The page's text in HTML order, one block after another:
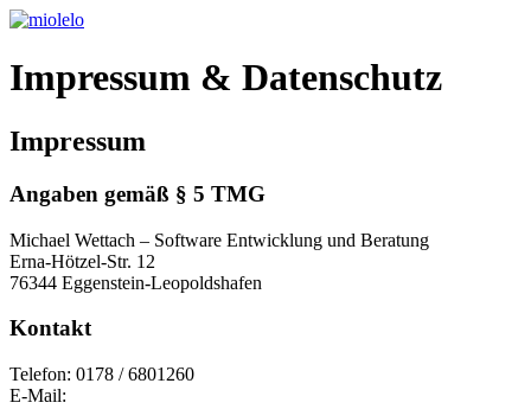
Impressum & Datenschutz
Impressum
Angaben gemäß § 5 TMG
Michael Wettach – Software Entwicklung und Beratung
Erna-Hötzel-Str. 12
76344 Eggenstein-Leopoldshafen
Kontakt
Telefon: 0178 / 6801260
E-Mail: